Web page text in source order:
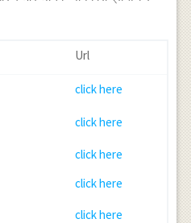
Url
click here
click here
click here
click here
click here